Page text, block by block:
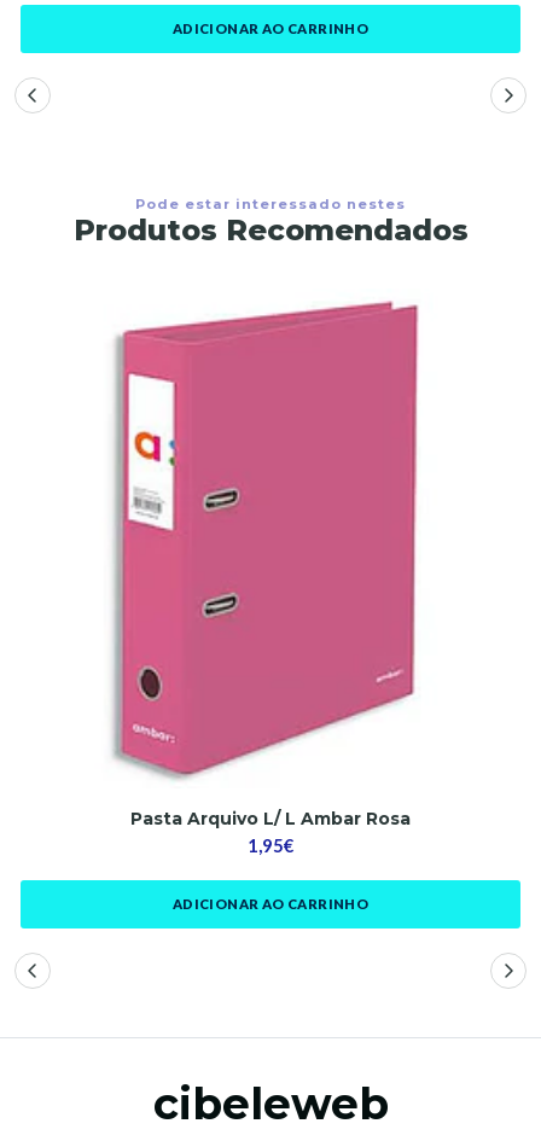
ADICIONAR AO CARRINHO
Pode estar interessado nestes
Produtos Recomendados
Pasta Arquivo L/ L Ambar Rosa
1,95€
ADICIONAR AO CARRINHO
cibeleweb